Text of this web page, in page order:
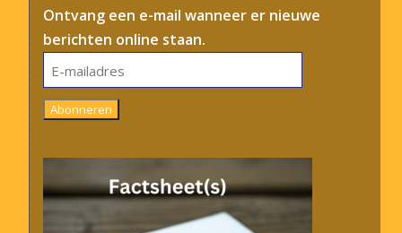
Ontvang een e-mail wanneer er nieuwe
berichten online staan.
E-
mailadres
Abonneren